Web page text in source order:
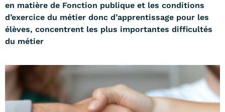
en matière de Fonction publique et les conditions
d’exercice du métier donc d’apprentissage pour les
élèves, concentrent les plus importantes difficultés
du métier